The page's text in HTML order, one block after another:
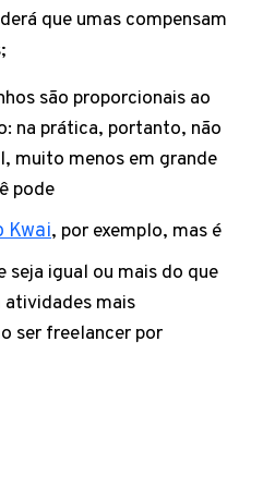
que umas compensam
são proporcionais ao
na prática, portanto, não
muito menos em grande
pode
Kwai, por exemplo, mas é
seja igual ou mais do que
mais
ser freelancer por